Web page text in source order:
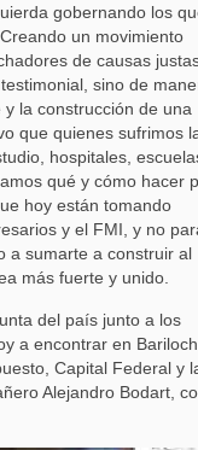
gobernando los
un movimiento
de causas
sino de
la construcción de una
que quienes sufrimos
hospitales,
qué y cómo hacer
hoy están tomando
y el FMI, y no
a sumarte a construir al
más fuerte y unido.
del país junto a los
a encontrar en
Capital Federal y
Alejandro Bodart,